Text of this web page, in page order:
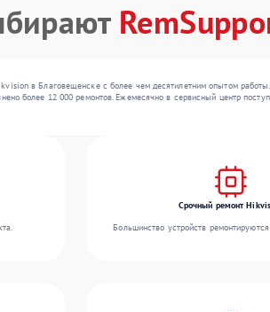
в Благовещенске с более чем десятилетним опытом
более 12 000 ремонтов. Ежемесячно в сервисный центр
Срочный ремонт
Большинство устройств